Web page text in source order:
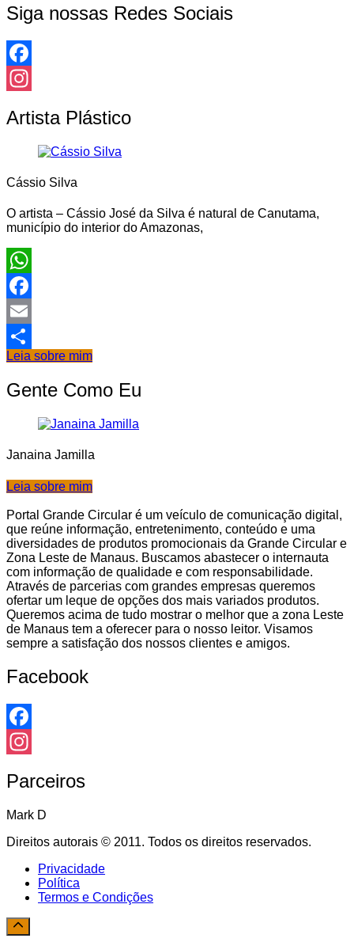
Siga nossas Redes Sociais
Facebook
Artista Plástico
Cássio Silva
O artista – Cássio José da Silva é natural de Canutama,
município do interior do Amazonas,
WhatsApp
Facebook
Email
Share
Leia sobre mim
Gente Como Eu
Janaina Jamilla
Leia sobre mim
Portal Grande Circular é um veículo de comunicação digital,
que reúne informação, entretenimento, conteúdo e uma
diversidades de produtos promocionais da Grande Circular e
Zona Leste de Manaus. Buscamos abastecer o internauta
com informação de qualidade e com responsabilidade.
Através de parcerias com grandes empresas queremos
ofertar um leque de opções dos mais variados produtos.
Queremos acima de tudo mostrar o melhor que a zona Leste
de Manaus tem a oferecer para o nosso leitor. Visamos
sempre a satisfação dos nossos clientes e amigos.
Facebook
Facebook
Parceiros
Mark D
Direitos autorais © 2011. Todos os direitos reservados.
Privacidade
Política
Termos e Condições